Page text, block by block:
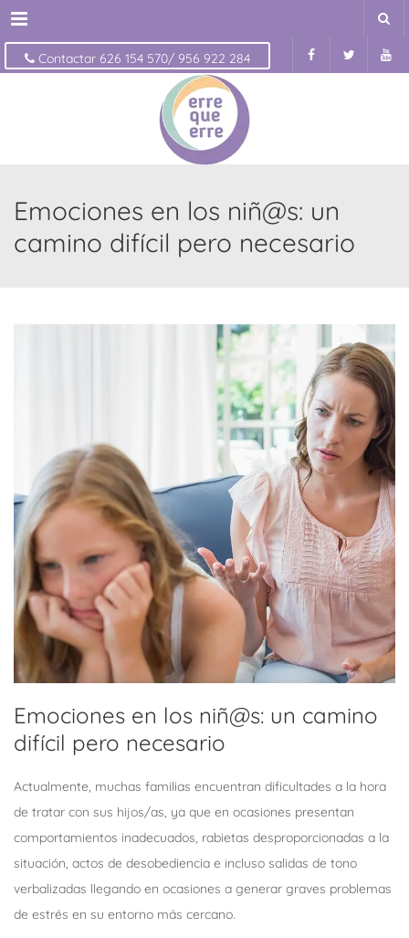
Menu
Contactar 626 154 570/ 956 922 284
Emociones en los niñ@s: un
camino difícil pero necesario
Emociones en los niñ@s: un camino
difícil pero necesario
Actualmente, muchas familias encuentran dificultades a la hora
de tratar con sus hijos/as, ya que en ocasiones presentan
comportamientos inadecuados, rabietas desproporcionadas a la
situación, actos de desobediencia e incluso salidas de tono
verbalizadas llegando en ocasiones a generar graves problemas
de estrés en su entorno más cercano.